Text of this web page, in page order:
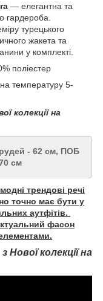
— елегантна та
гардероба.
турецького
жакета та
у комплекті.
поліестер
на температуру 5-
колекції на
- 62 см, ПОБ
см
трендові речі
точно має бути у
аутфітів.
фасон
з Нової колекції на